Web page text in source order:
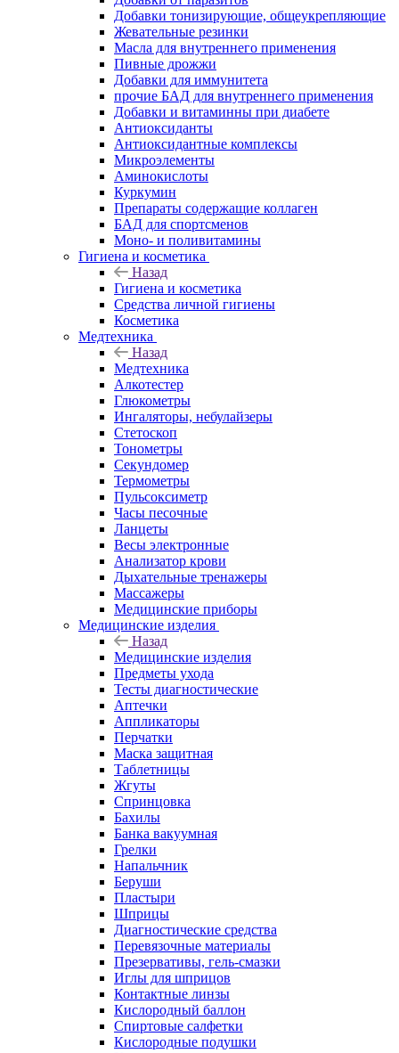
Добавки тонизирующие, общеукрепляющие
Жевательные резинки
Масла для внутреннего применения
Пивные дрожжи
Добавки для иммунитета
прочие БАД для внутреннего применения
Добавки и витаминны при диабете
Антиоксиданты
Антиоксидантные комплексы
Микроэлементы
Аминокислоты
Куркумин
Препараты содержащие коллаген
БАД для спортсменов
Моно- и поливитамины
Гигиена и косметика
Назад
Гигиена и косметика
Средства личной гигиены
Косметика
Медтехника
Назад
Медтехника
Алкотестер
Глюкометры
Ингаляторы, небулайзеры
Стетоскоп
Тонометры
Секундомер
Термометры
Пульсоксиметр
Часы песочные
Ланцеты
Весы электронные
Анализатор крови
Дыхательные тренажеры
Массажеры
Медицинские приборы
Медицинские изделия
Назад
Медицинские изделия
Предметы ухода
Тесты диагностические
Аптечки
Аппликаторы
Перчатки
Маска защитная
Таблетницы
Жгуты
Спринцовка
Бахилы
Банка вакуумная
Грелки
Напальчник
Беруши
Пластыри
Шприцы
Диагностические средства
Перевязочные материалы
Презервативы, гель-смазки
Иглы для шприцов
Контактные линзы
Кислородный баллон
Спиртовые салфетки
Кислородные подушки